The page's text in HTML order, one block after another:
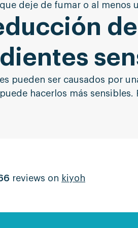
deje de fumar o al
pueden ser causados por
hacerlos más
reviews on kiyoh